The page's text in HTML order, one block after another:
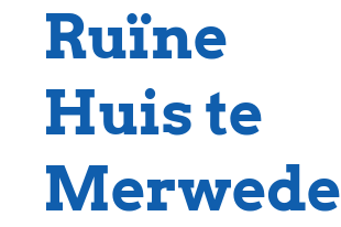
Ruïne
Huis te
Merwede